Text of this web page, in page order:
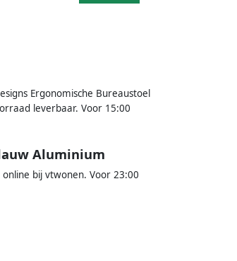
Ergonomische Bureaustoel
leverbaar. Voor 15:00
Aluminium
bij vtwonen. Voor 23:00